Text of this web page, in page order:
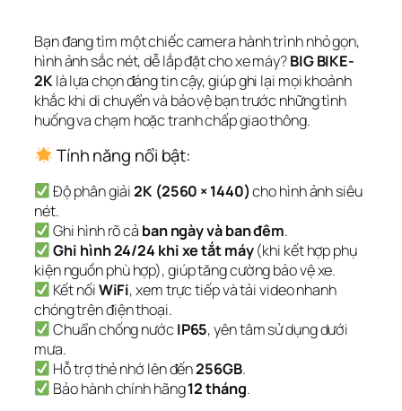
Bạn đang tìm một chiếc camera hành trình nhỏ gọn,
hình ảnh sắc nét, dễ lắp đặt cho xe máy?BIG BIKE-
2Klà lựa chọn đáng tin cậy, giúp ghi lại mọi khoảnh
khắc khi di chuyển và bảo vệ bạn trước những tình
huống va chạm hoặc tranh chấp giao thông.
Tính năng nổi bật:
Độ phân giải2K (2560 × 1440)cho hình ảnh siêu
nét.
Ghi hình rõ cả ban ngày và ban đêm.
Ghi hình 24/24 khi xe tắt máy(khi kết hợp phụ
kiện nguồn phù hợp), giúp tăng cường bảo vệ xe.
Kết nốiWiFi, xem trực tiếp và tải video nhanh
chóng trên điện thoại.
Chuẩn chống nước IP65, yên tâm sử dụng dưới
mưa.
Hỗ trợ thẻ nhớ lên đến256GB.
Bảo hành chính hãng12 tháng.